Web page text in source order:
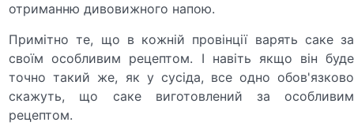
отриманню дивовижного напою.
Примітно те, що в кожній провінції варять саке за
своїм особливим рецептом. І навіть якщо він буде
точно такий же, як у сусіда, все одно обов'язково
скажуть, що саке виготовлений за особливим
рецептом.